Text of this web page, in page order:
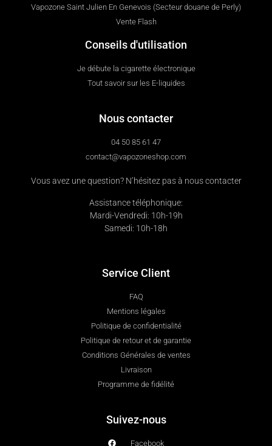
Vapozone Saint Julien En Genevois (Secteur douane de Perly)
Vente Flash
Conseils d'utilisation
Je débute la cigarette électronique
Tout savoir sur les E-liquides
Nous contacter
04 50 85 61 47
contact@vapozoneshop.com
Vous avez une question? N’hésitez pas à nous contacter
Assistance téléphonique:
Mardi-Vendredi: 10h-19h
Samedi: 10h-18h
Service Client
FAQ
Mentions légales
Politique de confidentialité
Politique de retour et de garantie
Conditions Générales de ventes
Livraison
Programme de fidélité
Suivez-nous
Facebook